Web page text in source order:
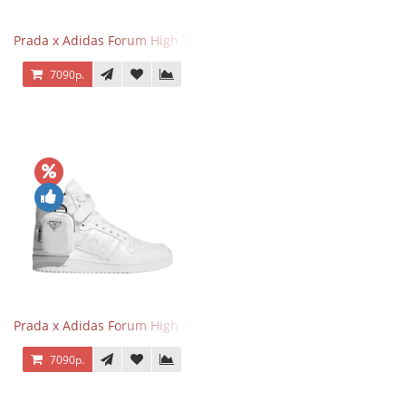
Prada x Adidas Forum High Triple Black
7090р.
Prada x Adidas Forum High Triple White
7090р.